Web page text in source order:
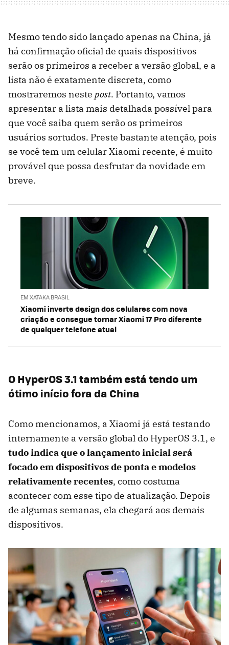
Mesmo tendo sido lançado apenas na China, já
há confirmação oficial de quais dispositivos
serão os primeiros a receber a versão global, e a
lista não é exatamente discreta, como
mostraremos neste post. Portanto, vamos
apresentar a lista mais detalhada possível para
que você saiba quem serão os primeiros
usuários sortudos. Preste bastante atenção, pois
se você tem um celular Xiaomi recente, é muito
provável que possa desfrutar da novidade em
breve.
EM XATAKA BRASIL
Xiaomi inverte design dos celulares com nova
criação e consegue tornar Xiaomi 17 Pro diferente
de qualquer telefone atual
O HyperOS 3.1 também está tendo um
ótimo início fora da China
Como mencionamos, a Xiaomi já está testando
internamente a versão global do HyperOS 3.1, e
tudo indica que o lançamento inicial será
focado em dispositivos de ponta e modelos
relativamente recentes, como costuma
acontecer com esse tipo de atualização. Depois
de algumas semanas, ela chegará aos demais
dispositivos.